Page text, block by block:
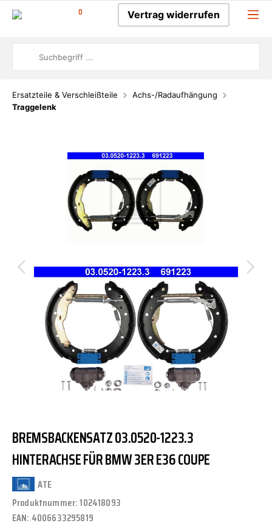
0 Vertrag widerrufen
Ersatzteile & Verschleißteile
Achs-/Radaufhängung
Traggelenk
BREMSBACKENSATZ 03.0520-1223.3
HINTERACHSE FÜR BMW 3ER E36 COUPE
ATE
Produktnummer:102418093
EAN: 4006633295819